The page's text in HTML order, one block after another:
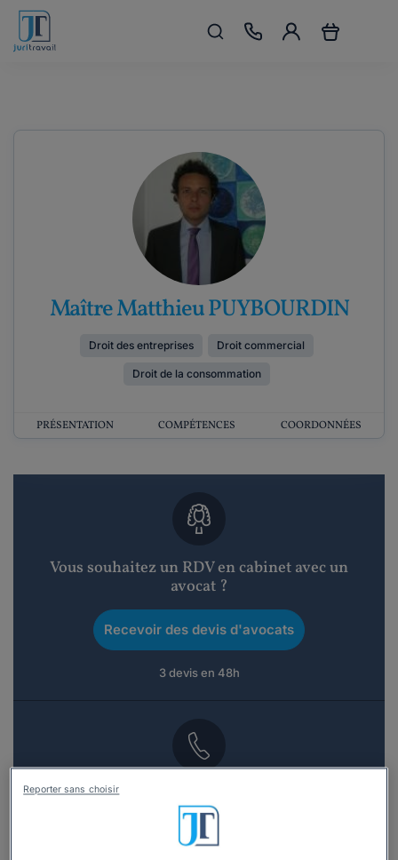
Maître Matthieu PUYBOURDIN
Droit des entreprises Droit commercial
Droit de la consommation
PRÉSENTATION COMPÉTENCES COORDONNÉES
Vous souhaitez un RDV en cabinet avec un
avocat ?
Recevoir des devis d'avocats
3 devis en 48h
Vous souhaitez une consultation par
téléphone ?
Reporter sans choisir